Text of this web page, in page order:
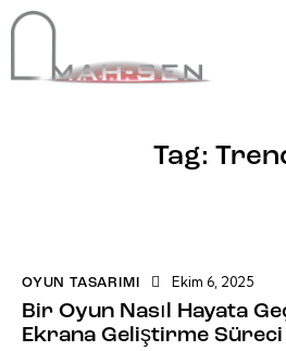
Tag:
OYUN TASARIMI Ekim 6, 2025
Bir Oyun Nasıl Hayata
Ekrana Geliştirme Süreci